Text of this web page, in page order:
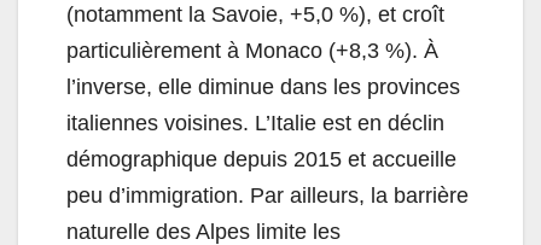
(notamment la Savoie, +5,0 %), et croît
particulièrement à Monaco (+8,3 %). À
l’inverse, elle diminue dans les provinces
italiennes voisines. L’Italie est en déclin
démographique depuis 2015 et accueille
peu d’immigration. Par ailleurs, la barrière
naturelle des Alpes limite les